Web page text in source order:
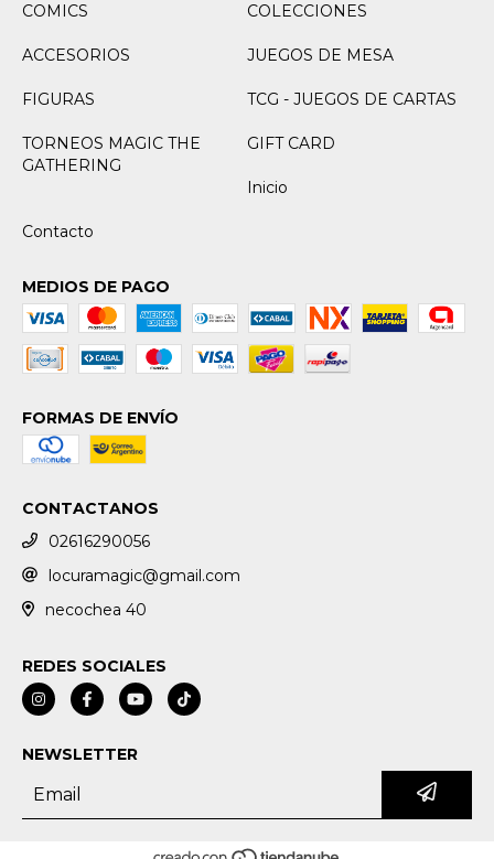
COMICS COLECCIONES
ACCESORIOS JUEGOS DE MESA
FIGURAS TCG - JUEGOS DE CARTAS
TORNEOS MAGIC THE
GATHERING
GIFT CARD
Inicio
Contacto
MEDIOS DE PAGO
FORMAS DE ENVÍO
CONTACTANOS
02616290056
locuramagic@gmail.com
necochea 40
REDES SOCIALES
NEWSLETTER